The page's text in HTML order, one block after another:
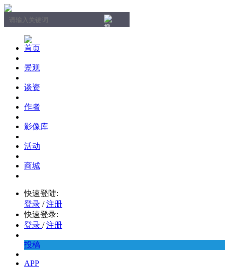
首页
景观
谈资
作者
影像库
活动
商城
快速登陆:
登录 / 注册
快速登录:
登录 / 注册
投稿
APP